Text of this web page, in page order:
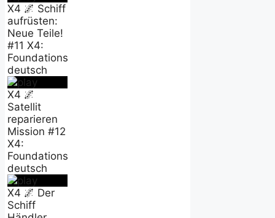
X4 🌌 Schiff
aufrüsten:
Neue Teile!
#11 X4:
Foundations
deutsch
X4 🌌
Satellit
reparieren
Mission #12
X4:
Foundations
deutsch
X4 🌌 Der
Schiff